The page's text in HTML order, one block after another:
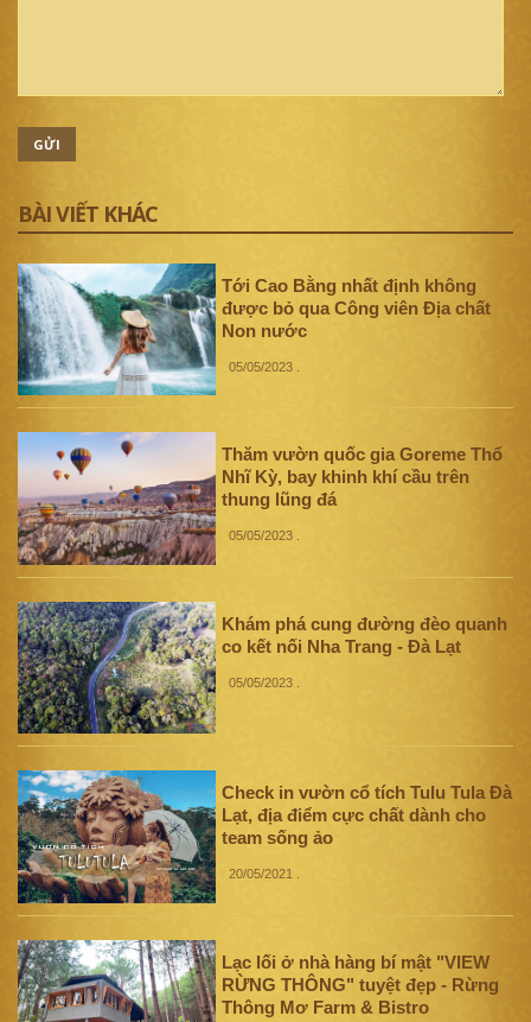
GỬI
BÀI VIẾT KHÁC
Tới Cao Bằng nhất định không
được bỏ qua Công viên Địa chất
Non nước
05/05/2023
Thăm vườn quốc gia Goreme Thổ
Nhĩ Kỳ, bay khinh khí cầu trên
thung lũng đá
05/05/2023
Khám phá cung đường đèo quanh
co kết nối Nha Trang - Đà Lạt
05/05/2023
Check in vườn cổ tích Tulu Tula Đà
Lạt, địa điểm cực chất dành cho
team sống ảo
20/05/2021
Lạc lối ở nhà hàng bí mật "VIEW
RỪNG THÔNG" tuyệt đẹp - Rừng
Thông Mơ Farm & Bistro